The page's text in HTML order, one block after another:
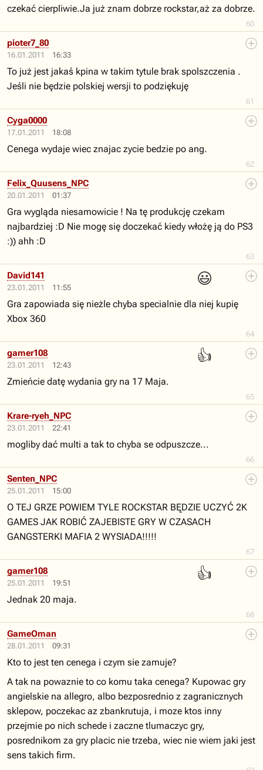
60
czekać cierpliwie.Ja już znam dobrze rockstar,aż za dobrze.
16.01.2011 16:33
61
pioter7_80
To już jest jakaś kpina w takim tytule brak spolszczenia .
Jeśli nie będzie polskiej wersji to podziękuję
17.01.2011 18:08
62
Cyga0000
Cenega wydaje wiec znajac zycie bedzie po ang.
20.01.2011 01:37
63
Felix_Quusens_NPC
Gra wygląda niesamowicie ! Na tę produkcję czekam
najbardziej :D Nie mogę się doczekać kiedy włożę ją do PS3
:)) ahh :D
23.01.2011 11:55
😃
64
David141
Gra zapowiada się nieżle chyba specialnie dla niej kupię
Xbox 360
23.01.2011 12:43
👍
65
gamer108
Zmieńcie datę wydania gry na 17 Maja.
23.01.2011 22:41
66
Krare-ryeh_NPC
mogliby dać multi a tak to chyba se odpuszcze...
25.01.2011 15:00
67
Senten_NPC
O TEJ GRZE POWIEM TYLE ROCKSTAR BĘDZIE UCZYĆ 2K
GAMES JAK ROBIĆ ZAJEBISTE GRY W CZASACH
GANGSTERKI MAFIA 2 WYSIADA!!!!!
25.01.2011 19:51
👍
68
gamer108
Jednak 20 maja.
28.01.2011 09:31
GameOman
Kto to jest ten cenega i czym sie zamuje?
A tak na powaznie to co komu taka cenega? Kupowac gry
angielskie na allegro, albo bezposrednio z zagranicznych
sklepow, poczekac az zbankrutuja, i moze ktos inny
przejmie po nich schede i zaczne tlumaczyc gry,
posrednikom za gry placic nie trzeba, wiec nie wiem jaki jest
sens takich firm.